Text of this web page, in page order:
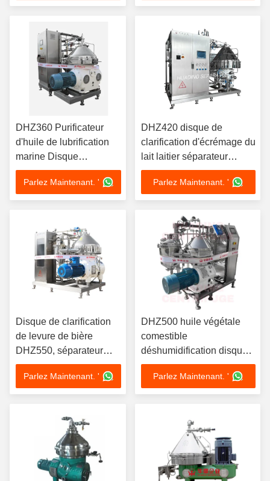
Moteur 220V Portable
automatique, moteur 37kw
DHZ360 Purificateur
d'huile de lubrification
marine Disque
séparateur d'huile
d'auto-nettoyage continu
Conformité IMO 15KW
Parlez Maintenant. '
DHZ420 disque de
clarification d'écrémage du
lait laitier séparateur
d'huile conception
hermétique Compatible
CIP 22KW qualité
alimentaire
Parlez Maintenant. '
Disque de clarification
de levure de bière
DHZ550, séparateur
d'huile, autonettoyant,
Force G élevée 45kw,
qualité brasserie
Parlez Maintenant. '
DHZ500 huile végétale
comestible
déshumidification disque
de déshydratation
séparateur d'huile
déshumidification
de soja et d'arachide
Parlez Maintenant. '